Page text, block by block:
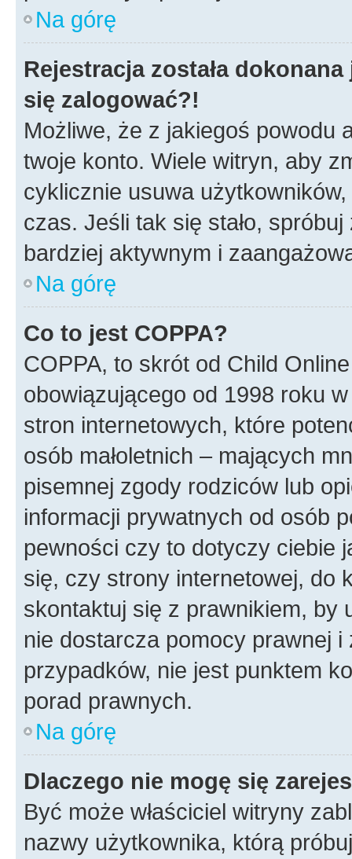
Na górę
Rejestracja została
się zalogować?!
Możliwe, że z jakiegoś powodu
twoje konto. Wiele witryn, aby
cyklicznie usuwa
czas. Jeśli tak się stało,
bardziej aktywnym i
Na górę
Co to jest COPPA?
COPPA, to skrót od Child
obowiązującego od 1998 roku
stron internetowych, które
osób małoletnich – mających
pisemnej zgody rodziców lub
informacji prywatnych od osób
pewności czy to dotyczy ciebie
się, czy strony internetowej, do
skontaktuj się z prawnikiem,
nie dostarcza pomocy prawnej
przypadków, nie jest punktem
porad prawnych.
Na górę
Dlaczego nie mogę się
Być może właściciel witryny
nazwy użytkownika, którą